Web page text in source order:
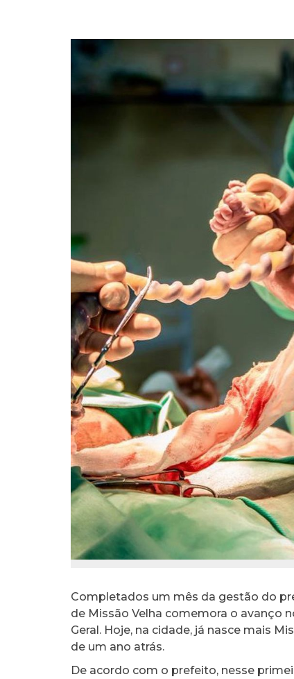
Completados um mês da gestão do
de Missão Velha comemora o avanço
Geral. Hoje, na cidade, já nasce mais
de um ano atrás.
De acordo com o prefeito, nesse